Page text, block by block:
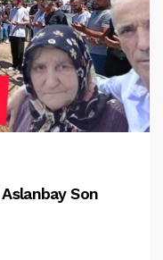
Aslanbay Son